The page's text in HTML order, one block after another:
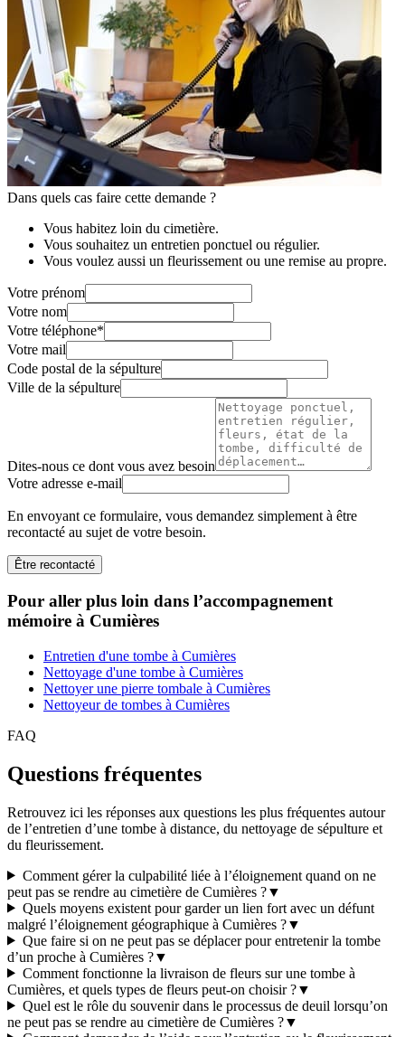
Dans quels cas faire cette demande ?
Vous habitez loin du cimetière.
Vous souhaitez un entretien ponctuel ou régulier.
Vous voulez aussi un fleurissement ou une remise au propre.
Votre prénom
Votre nom
Votre téléphone*
Votre mail
Code postal de la sépulture
Ville de la sépulture
Dites-nous ce dont vous avez besoin
Votre adresse e-mail
En envoyant ce formulaire, vous demandez simplement à être
recontacté au sujet de votre besoin.
Être recontacté
Pour aller plus loin dans l’accompagnement
mémoire à Cumières
Entretien d'une tombe à Cumières
Nettoyage d'une tombe à Cumières
Nettoyer une pierre tombale à Cumières
Nettoyeur de tombes à Cumières
FAQ
Questions fréquentes
Retrouvez ici les réponses aux questions les plus fréquentes autour
de l’entretien d’une tombe à distance, du nettoyage de sépulture et
du fleurissement.
Comment gérer la culpabilité liée à l’éloignement quand on ne
peut pas se rendre au cimetière de Cumières ?▼
Quels moyens existent pour garder un lien fort avec un défunt
malgré l’éloignement géographique à Cumières ?▼
Que faire si on ne peut pas se déplacer pour entretenir la tombe
d’un proche à Cumières ?▼
Comment fonctionne la livraison de fleurs sur une tombe à
Cumières, et quels types de fleurs peut-on choisir ?▼
Quel est le rôle du souvenir dans le processus de deuil lorsqu’on
ne peut pas se rendre au cimetière de Cumières ?▼